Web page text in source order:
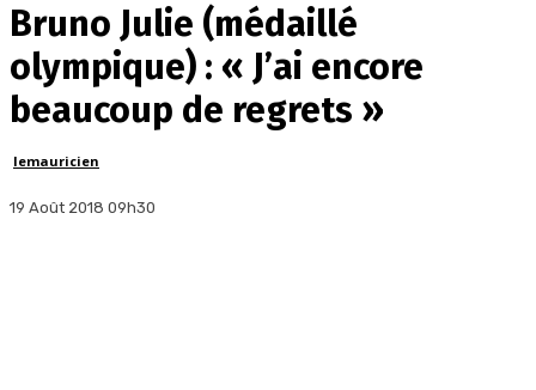
Bruno Julie (médaillé
olympique) : « J’ai encore
beaucoup de regrets »
lemauricien
19 Août 2018 09h30